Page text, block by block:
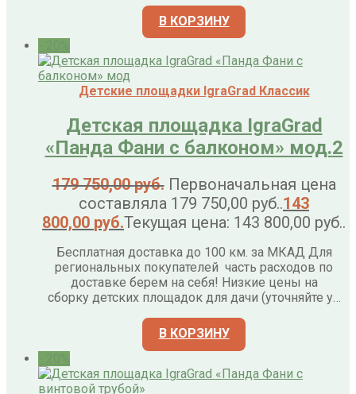
В КОРЗИНУ
Детские площадки IgraGrad Классик
Детская площадка IgraGrad
«Панда Фани с балконом» мод.2
179 750,00руб. Первоначальная цена
составляла 179 750,00 руб..143
800,00 руб.Текущая цена: 143 800,00 руб..
Бесплатная доставка до 100 км. за МКАД Для
региональных покупателей часть расходов по
доставке берем на себя! Низкие цены на
сборку детских площадок для дачи (уточняйте у…
В КОРЗИНУ